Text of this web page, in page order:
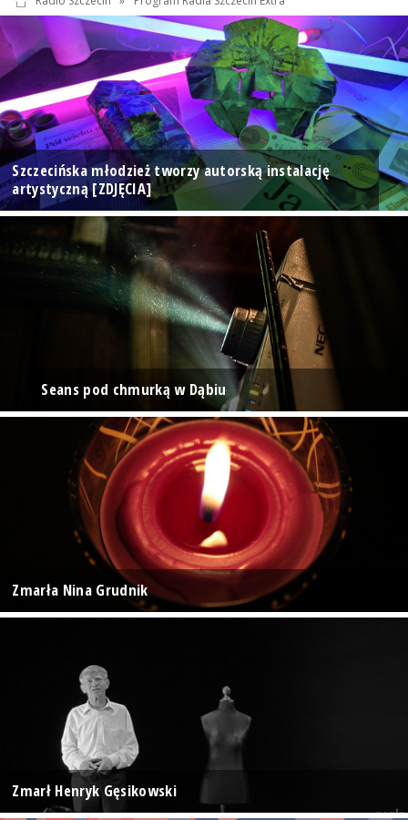
Szczecińska młodzież tworzy autorską instalację
artystyczną [ZDJĘCIA]
Seans pod chmurką w Dąbiu
Zmarła Nina Grudnik
Zmarł Henryk Gęsikowski